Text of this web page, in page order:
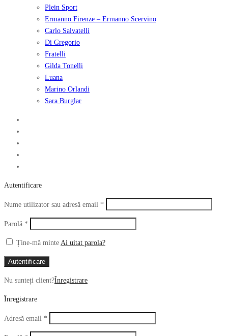
Plein Sport
Ermanno Firenze – Ermanno Scervino
Carlo Salvatelli
Di Gregorio
Fratelli
Gilda Tonelli
Luana
Marino Orlandi
Sara Burglar
Autentificare
Nume utilizator sau adresă email *
Parolă *
Ține-mă minte Ai uitat parola?
Autentificare
Nu sunteți client?Înregistrare
Înregistrare
Adresă email *